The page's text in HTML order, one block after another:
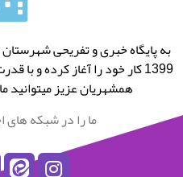
به پایگاه خبری و تفریحی
1399 کار خود را آغاز کرده و
همشهریان عزیز میتوانید
ما را در شبکه های